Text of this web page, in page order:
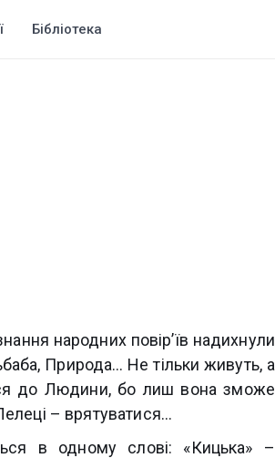
Бібліотека
народних повір’їв надихнули
Природа… Не тільки живуть, а
до Людини, бо лиш вона зможе
– врятуватися...
в одному слові: «Кицька» –